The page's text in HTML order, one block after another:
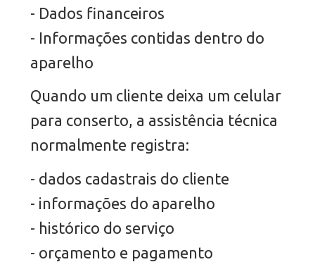
- Dados financeiros
- Informações contidas dentro do
aparelho
Quando um cliente deixa um celular
para conserto, a assistência técnica
normalmente registra:
- dados cadastrais do cliente
- informações do aparelho
- histórico do serviço
- orçamento e pagamento